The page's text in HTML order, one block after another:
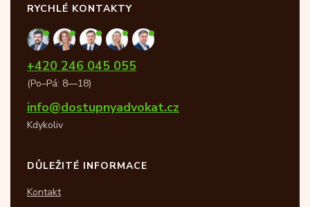
RYCHLÉ KONTAKTY
+420 246 045 055
(Po–Pá: 8—18)
info@dostupnyadvokat.cz
Kdykoliv
DŮLEŽITÉ INFORMACE
Kontakt